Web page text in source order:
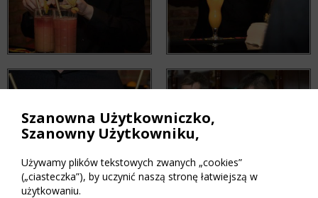
Szanowna Użytkowniczko,
Szanowny Użytkowniku,
Używamy plików tekstowych zwanych „cookies”
(„ciasteczka”), by uczynić naszą stronę łatwiejszą w
użytkowaniu.